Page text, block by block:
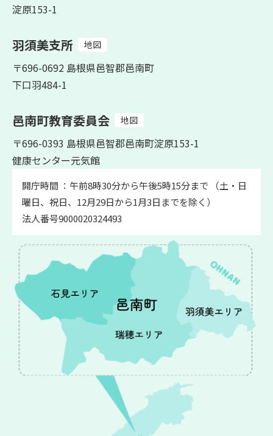
淀原153-1
羽須美支所 地図
〒696-0692 島根県邑智郡邑南町
下口羽484-1
邑南町教育委員会 地図
〒696-0393 島根県邑智郡邑南町淀原153-1
健康センター元気館
開庁時間 ：午前8時30分から午後5時15分まで （土・日
曜日、祝日、12月29日から1月3日までを除く）
法人番号9000020324493